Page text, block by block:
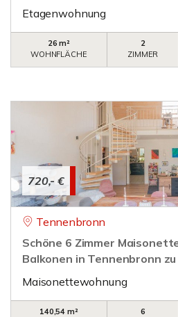
Etagenwohnung
26 m²
WOHNFLÄCHE
2
ZIMMER
720,- €
Tennenbronn
Schöne 6 Zimmer
Balkonen in Tennenbronn
Maisonettewohnung
140,54 m²
6